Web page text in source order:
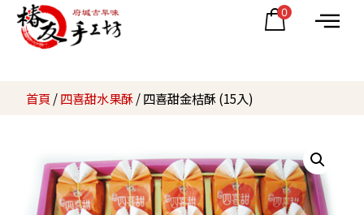
0
首頁 /四喜甜水果酥/ 四喜甜金桔酥 (15入)